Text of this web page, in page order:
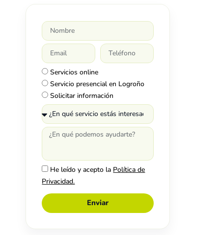
Servicios online
Servicio presencial en Logroño
Solicitar información
He leído y acepto la Política de
Privacidad.
Enviar